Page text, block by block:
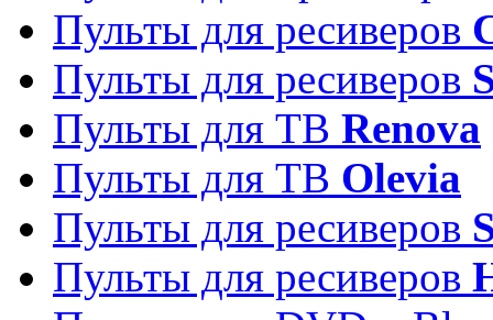
Пульты для ресиверов
Пульты для ресиверов
Пульты для ТВ Renova
Пульты для ТВ Olevia
Пульты для ресиверов
Пульты для ресиверов